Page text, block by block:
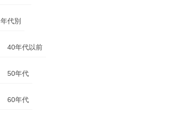
年代別
40年代以前
50年代
60年代